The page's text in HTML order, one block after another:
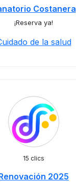
Costanera
¡Reserva ya!
de la salud
15 clics
2025